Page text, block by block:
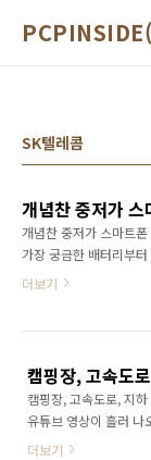
SK텔레콤
개념찬 중저가 스마트
가장 궁금한 배터리부
올초 LG전자에서 가장
는 모습을 보이더니
날린 기분이다. 도대체
플래그십 제품인 G6급
LG페이, 6.1" QHD 디
더보기
캠핑장, 고속도로, 지
유튜브 영상이 흘러 나
타이틀을 달면서부터
더보기